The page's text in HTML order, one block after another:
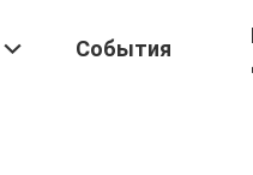
События